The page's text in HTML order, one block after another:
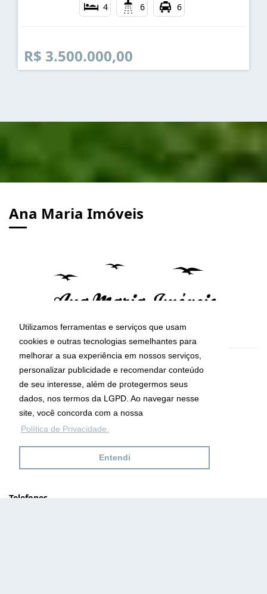
Utilizamos ferramentas e serviços que usam
cookies e outras tecnologias semelhantes para
melhorar a sua experiência em nossos serviços,
personalizar publicidade e recomendar conteúdo
de seu interesse, além de protegermos seus
dados, nos termos da LGPD. Ao navegar nesse
site, você concorda com a nossa
Política de Privacidade.
Entendi
4 6 6
R$ 3.500.000,00
Ana Maria Imóveis
CRECI: 29755-J
Informações de Contato
Ana Maria Imóveis
Av. Maria de Lourdes da Silva Kfouri, Nº7
CEP: 11667-000
Telefones